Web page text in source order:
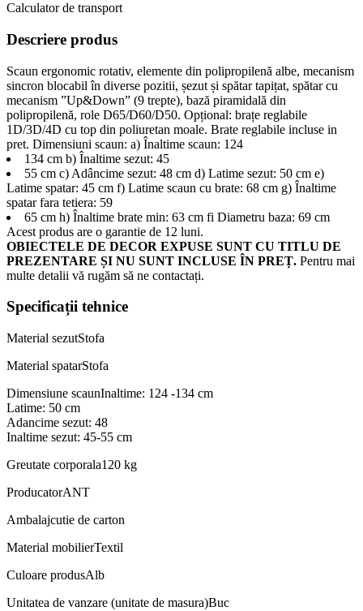
Calculator de transport
Descriere produs
Scaun ergonomic rotativ, elemente din polipropilenă albe, mecanism
sincron blocabil în diverse pozitii, șezut și spătar tapițat, spătar cu
mecanism ”Up&Down” (9 trepte), bază piramidală din
polipropilenă, role D65/D60/D50. Opțional: brațe reglabile
1D/3D/4D cu top din poliuretan moale. Brate reglabile incluse in
pret. Dimensiuni scaun: a) Înaltime scaun: 124
134 cm b) Înaltime sezut: 45
55 cm c) Adâncime sezut: 48 cm d) Latime sezut: 50 cm e)
Latime spatar: 45 cm f) Latime scaun cu brate: 68 cm g) Înaltime
spatar fara tetiera: 59
65 cm h) Înaltime brate min: 63 cm fi Diametru baza: 69 cm
Acest produs are o garantie de 12 luni.
OBIECTELE DE DECOR EXPUSE SUNT CU TITLU DE
PREZENTARE ȘI NU SUNT INCLUSE ÎN PREȚ. Pentru mai
multe detalii vă rugăm să ne contactați.
Specificații tehnice
Material sezutStofa
Material spatarStofa
Dimensiune scaunInaltime: 124 -134 cm
Latime: 50 cm
Adancime sezut: 48
Inaltime sezut: 45-55 cm
Greutate corporala120 kg
ProducatorANT
Ambalajcutie de carton
Material mobilierTextil
Culoare produsAlb
Unitatea de vanzare (unitate de masura)Buc